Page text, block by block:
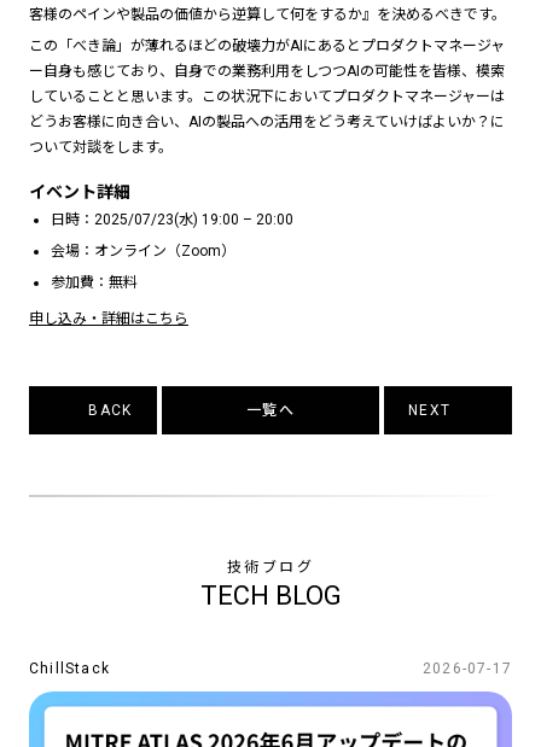
TECHNOLOGY
客様のペインや製品の価値から逆算して何をするか』を決めるべきです。
この「べき論」が薄れるほどの破壊力がAIにあるとプロダクトマネージャ
ー自身も感じており、自身での業務利用をしつつAIの可能性を皆様、模索
していることと思います。この状況下においてプロダクトマネージャーは
どうお客様に向き合い、AIの製品への活用をどう考えていけばよいか？に
ついて対談をします。
イベント詳細
日時：2025/07/23(水) 19:00 – 20:00
会場：オンライン（Zoom）
参加費：無料
申し込み・詳細はこちら
BACK 一覧へ NEXT
技術ブログ
TECH BLOG
ChillStack 2026-07-17